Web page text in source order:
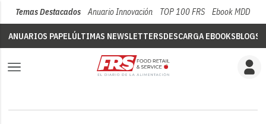
Temas Destacados Anuario Innovación TOP 100 FRS Ebook MDD
ANUARIOS PAPELÚLTIMAS NEWSLETTERSDESCARGA EBOOKSBLOGS